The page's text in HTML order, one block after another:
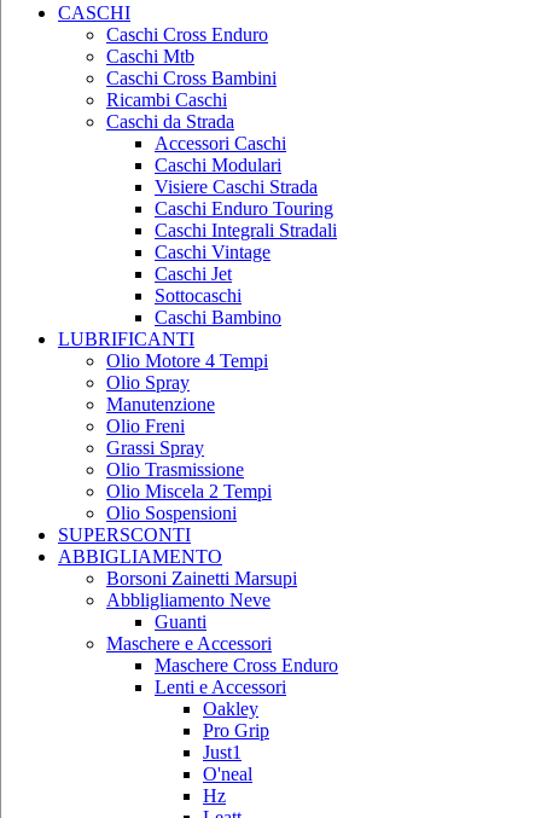
CASCHI
Caschi Cross Enduro
Caschi Mtb
Caschi Cross Bambini
Ricambi Caschi
Caschi da Strada
Accessori Caschi
Caschi Modulari
Visiere Caschi Strada
Caschi Enduro Touring
Caschi Integrali Stradali
Caschi Vintage
Caschi Jet
Sottocaschi
Caschi Bambino
LUBRIFICANTI
Olio Motore 4 Tempi
Olio Spray
Manutenzione
Olio Freni
Grassi Spray
Olio Trasmissione
Olio Miscela 2 Tempi
Olio Sospensioni
SUPERSCONTI
ABBIGLIAMENTO
Borsoni Zainetti Marsupi
Abbligliamento Neve
Guanti
Maschere e Accessori
Maschere Cross Enduro
Lenti e Accessori
Oakley
Pro Grip
Just1
O'neal
Hz